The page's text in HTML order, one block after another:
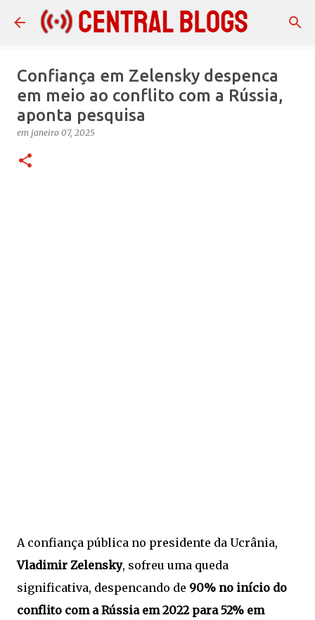
Pular para o conteúdo principal
Confiança em Zelensky despenca
em meio ao conflito com a Rússia,
aponta pesquisa
em janeiro 07, 2025
A confiança pública no presidente da Ucrânia,
Vladimir Zelensky, sofreu uma queda
significativa, despencando de 90% no início do
conflito com a Rússia em 2022 para 52% em